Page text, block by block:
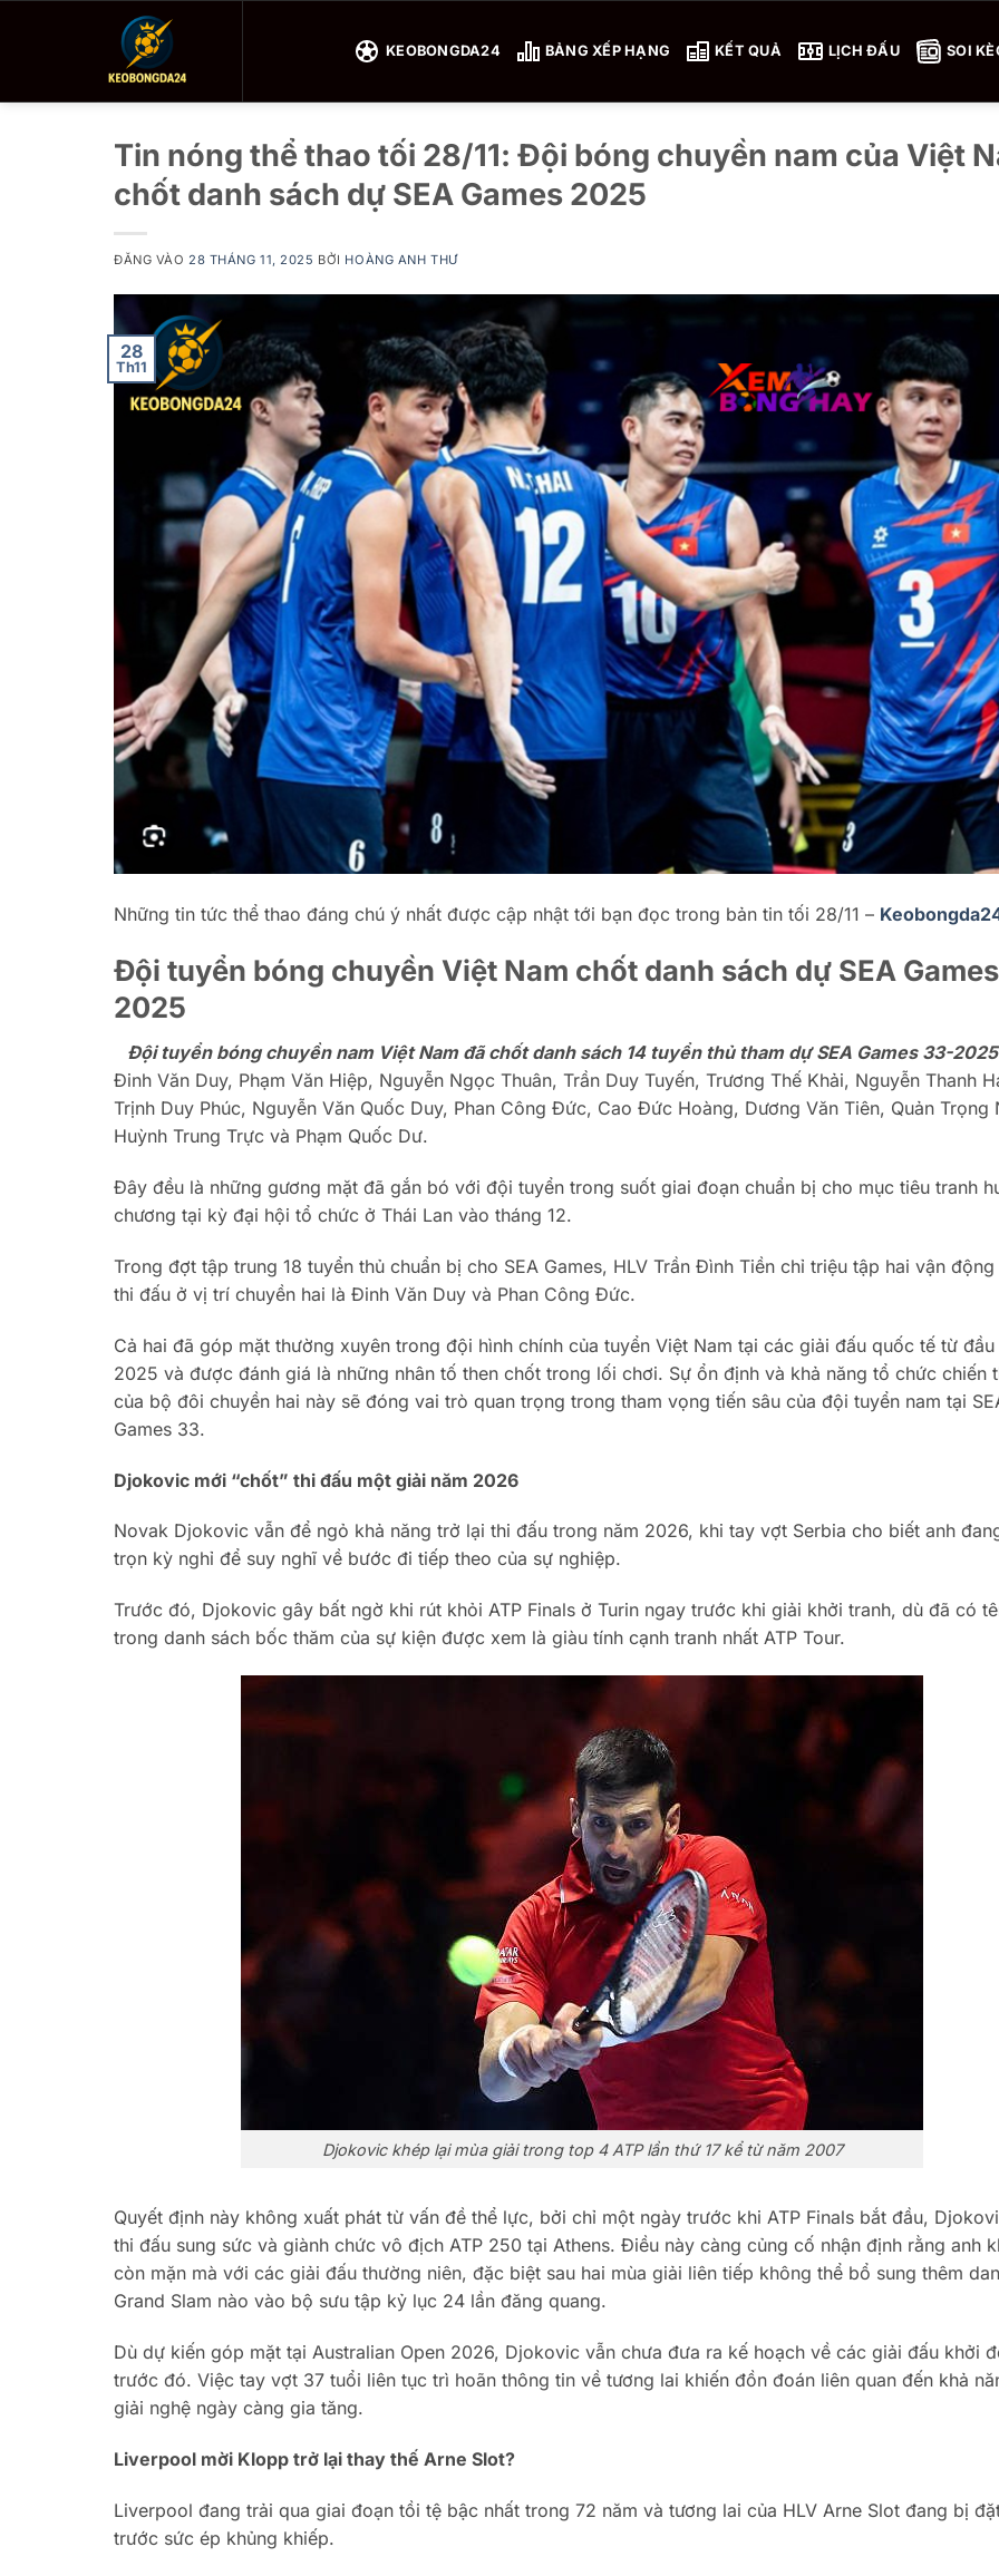
dung
KEOBONGDA24 BẢNG XẾP HẠNG KẾT QUẢ LỊCH ĐẤU SOI
Tin nóng thể thao tối 28/11: Đội bóng chuyền nam của Việt
chốt danh sách dự SEA Games 2025
ĐĂNG VÀO28 THÁNG 11, 2025 BỞI HOÀNG ANH THƯ
28
Th11
Những tin tức thể thao đáng chú ý nhất được cập nhật tới bạn đọc trong bản tin tối 28/11 –
Đội tuyển bóng chuyền Việt Nam chốt danh sách dự SEA Games
2025
Đội tuyển bóng chuyền nam Việt Nam đã chốt danh sách 14 tuyển thủ tham dự SEA Games 33-
Đinh Văn Duy, Phạm Văn Hiệp, Nguyễn Ngọc Thuân, Trần Duy Tuyến, Trương Thế Khải, Nguyễn Thanh
Trịnh Duy Phúc, Nguyễn Văn Quốc Duy, Phan Công Đức, Cao Đức Hoàng, Dương Văn Tiên, Quản Trọng
Huỳnh Trung Trực và Phạm Quốc Dư.
Đây đều là những gương mặt đã gắn bó với đội tuyển trong suốt giai đoạn chuẩn bị cho mục tiêu tranh
chương tại kỳ đại hội tổ chức ở Thái Lan vào tháng 12.
Trong đợt tập trung 18 tuyển thủ chuẩn bị cho SEA Games, HLV Trần Đình Tiền chỉ triệu tập hai vận
thi đấu ở vị trí chuyền hai là Đinh Văn Duy và Phan Công Đức.
Cả hai đã góp mặt thường xuyên trong đội hình chính của tuyển Việt Nam tại các giải đấu quốc tế từ đầu
2025 và được đánh giá là những nhân tố then chốt trong lối chơi. Sự ổn định và khả năng tổ chức chiến
của bộ đôi chuyền hai này sẽ đóng vai trò quan trọng trong tham vọng tiến sâu của đội tuyển nam tại
Games 33.
Djokovic mới “chốt” thi đấu một giải năm 2026
Novak Djokovic vẫn để ngỏ khả năng trở lại thi đấu trong năm 2026, khi tay vợt Serbia cho biết anh
trọn kỳ nghỉ để suy nghĩ về bước đi tiếp theo của sự nghiệp.
Trước đó, Djokovic gây bất ngờ khi rút khỏi ATP Finals ở Turin ngay trước khi giải khởi tranh, dù đã có
trong danh sách bốc thăm của sự kiện được xem là giàu tính cạnh tranh nhất ATP Tour.
Djokovic khép lại mùa giải trong top 4 ATP lần thứ 17 kể từ năm 2007
Quyết định này không xuất phát từ vấn đề thể lực, bởi chỉ một ngày trước khi ATP Finals bắt đầu,
thi đấu sung sức và giành chức vô địch ATP 250 tại Athens. Điều này càng củng cố nhận định rằng anh
còn mặn mà với các giải đấu thường niên, đặc biệt sau hai mùa giải liên tiếp không thể bổ sung thêm
Grand Slam nào vào bộ sưu tập kỷ lục 24 lần đăng quang.
Dù dự kiến góp mặt tại Australian Open 2026, Djokovic vẫn chưa đưa ra kế hoạch về các giải đấu khởi
trước đó. Việc tay vợt 37 tuổi liên tục trì hoãn thông tin về tương lai khiến đồn đoán liên quan đến khả
giải nghệ ngày càng gia tăng.
Liverpool mời Klopp trở lại thay thế Arne Slot?
Liverpool đang trải qua giai đoạn tồi tệ bậc nhất trong 72 năm và tương lai của HLV Arne Slot đang bị
trước sức ép khủng khiếp.